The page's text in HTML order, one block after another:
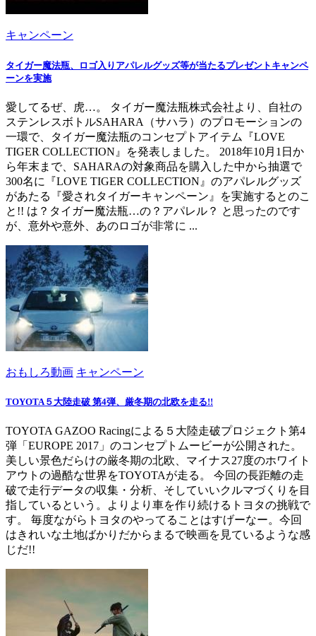
キャンペーン
タイガー魔法瓶、ロゴ入りアパレルグッズ等が当たるプレゼントキャンペ
ーンを実施
愛してるぜ、虎…。 タイガー魔法瓶株式会社より、自社の
ステンレスボトルSAHARA（サハラ）のプロモーションの
一環で、タイガー魔法瓶のコンセプトアイテム『LOVE
TIGER COLLECTION』を発表しました。 2018年10月1日か
ら年末まで、SAHARAの対象商品を購入した中から抽選で
300名に『LOVE TIGER COLLECTION』のアパレルグッズ
があたる『愛されタイガーキャンペーン』を実施するとのこ
と!! は？タイガー魔法瓶…の？アパレル？ と思ったのです
が、意外や意外、あのロゴが非常に ...
おもしろ動画 キャンペーン
TOYOTA５大陸走破 第4弾、厳冬期の北欧を走る!!
TOYOTA GAZOO Racingによる５大陸走破プロジェクト第4
弾「EUROPE 2017」のコンセプトムービーが公開された。
美しい景色だらけの厳冬期の北欧、マイナス27度のホワイト
アウトの過酷な世界をTOYOTAが走る。 今回の長距離の走
破で走行データの収集・分析、そしていいクルマづくりを目
指しているという。よりより車を作り続けるトヨタの挑戦で
す。 毎度ながらトヨタのやってることはすげーなー。今回
はきれいな土地ばかりだからまるで映画を見ているような感
じだ!!